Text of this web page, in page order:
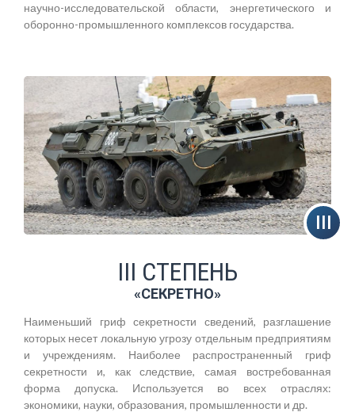
научно-исследовательской области, энергетического и
оборонно-промышленного комплексов государства.
III СТЕПЕНЬ
«СЕКРЕТНО»
Наименьший гриф секретности сведений, разглашение
которых несет локальную угрозу отдельным предприятиям
и учреждениям. Наиболее распространенный гриф
секретности и, как следствие, самая востребованная
форма допуска. Используется во всех отраслях:
экономики, науки, образования, промышленности и др.